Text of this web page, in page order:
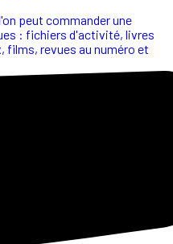
peut commander une
: fichiers d'activité, livres
films, revues au numéro et